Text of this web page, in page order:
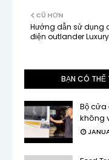
CŨ HƠN
Hướng dẫn sử dụng
điện outlander Luxury
BẠN CÓ THỂ
Bộ cửa
không